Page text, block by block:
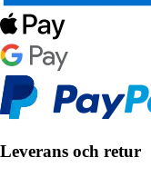
Leverans och retur